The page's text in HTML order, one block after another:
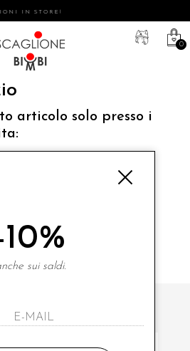
IN STORE!
0
articolo solo presso i
Maria Angela
Ischia
NOSTRA NEWSLETTER
10%
sui saldi.